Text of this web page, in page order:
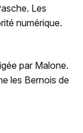
Les
numérique.
par Malone.
les Bernois de